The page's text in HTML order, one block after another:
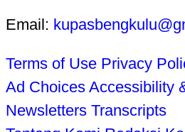
Email:
Terms of Use Privacy
Ad Choices Accessibility
Newsletters Transcripts